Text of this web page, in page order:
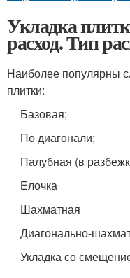
Укладка
расход. Тип
Наиболее популярны
плитки:
Базовая;
По диагонали;
Палубная (в
Елочка
Шахматная
Диагонально-
Укладка со